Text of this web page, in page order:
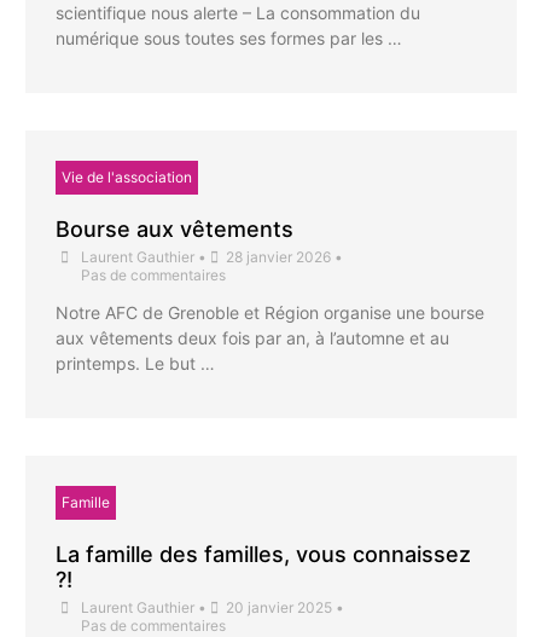
scientifique nous alerte – La consommation du
numérique sous toutes ses formes par les …
Vie de l'association
Bourse aux vêtements
Laurent Gauthier • 28 janvier 2026 •
Pas de commentaires
Notre AFC de Grenoble et Région organise une bourse
aux vêtements deux fois par an, à l’automne et au
printemps. Le but …
Famille
La famille des familles, vous connaissez
?!
Laurent Gauthier • 20 janvier 2025 •
Pas de commentaires